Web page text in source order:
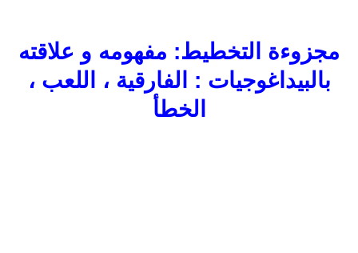
مجزوءة التخطيط: مفهومه و علاقته
بالبيداغوجيات : الفارقية ، اللعب ،
الخطأ